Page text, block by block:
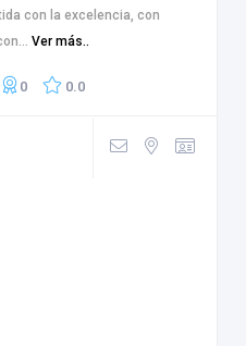
con la excelencia, con
Ver más..
0 0.0